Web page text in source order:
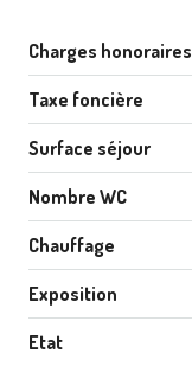
Charges honoraires
Taxe foncière
Surface séjour
Nombre WC
Chauffage
Exposition
Etat